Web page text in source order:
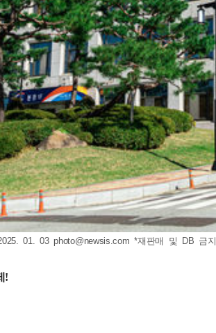
01. 03photo@newsis.com *재판매 및 DB 금지